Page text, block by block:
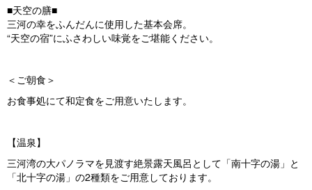
■天空の膳■
三河の幸をふんだんに使用した基本会席。
“天空の宿”にふさわしい味覚をご堪能ください。
＜ご朝食＞
お食事処にて和定食をご用意いたします。
【温泉】
三河湾の大パノラマを見渡す絶景露天風呂として「南十字の湯」と
「北十字の湯」の2種類をご用意しております。